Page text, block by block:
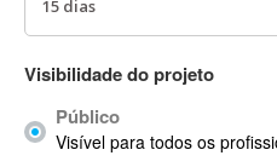
ACID Pro
ACPI
Acrobat
Visibilidade do projeto
Público
Visível para todos os